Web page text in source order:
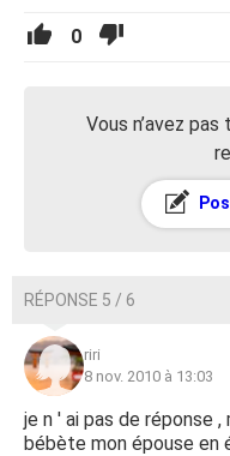
0
Vous n’avez
RÉPONSE 5 / 6
riri
8 nov. 2010 à 13:03
je n ' ai pas de réponse
bébète mon épouse